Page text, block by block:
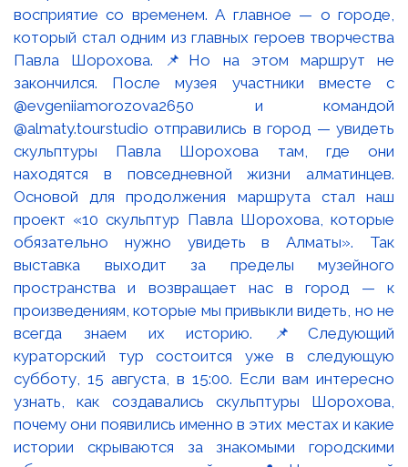
восприятие со временем. А главное — о городе,
который стал одним из главных героев творчества
Павла Шорохова. 📌Но на этом маршрут не
закончился. После музея участники вместе с
@evgeniiamorozova2650 и командой
@almaty.tourstudio отправились в город — увидеть
скульптуры Павла Шорохова там, где они
находятся в повседневной жизни алматинцев.
Основой для продолжения маршрута стал наш
проект «10 скульптур Павла Шорохова, которые
обязательно нужно увидеть в Алматы». Так
выставка выходит за пределы музейного
пространства и возвращает нас в город — к
произведениям, которые мы привыкли видеть, но не
всегда знаем их историю. 📌Следующий
кураторский тур состоится уже в следующую
субботу, 15 августа, в 15:00. Если вам интересно
узнать, как создавались скульптуры Шорохова,
почему они появились именно в этих местах и какие
истории скрываются за знакомыми городскими